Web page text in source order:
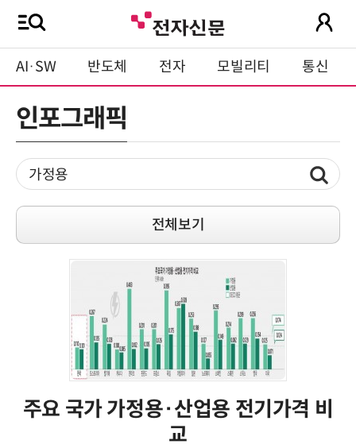
AI·SW 반도체 전자 모빌리티 통신
인포그래픽
전체보기
주요 국가 가정용·산업용 전기가격 비
교